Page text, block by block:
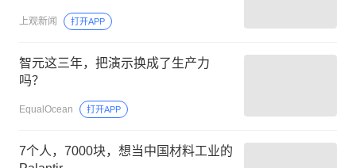
上观新闻 打开APP
智元这三年，把演示换成了生产力
吗？
EqualOcean 打开APP
7个人，7000块，想当中国材料工业的